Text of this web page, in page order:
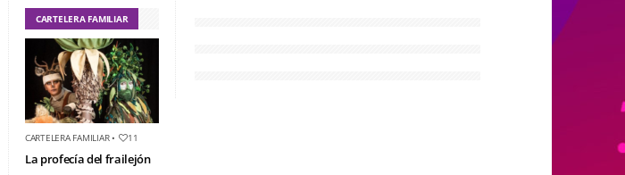
CARTELERA FAMILIAR
CARTELERA FAMILIAR• 11
La profecía del frailejón